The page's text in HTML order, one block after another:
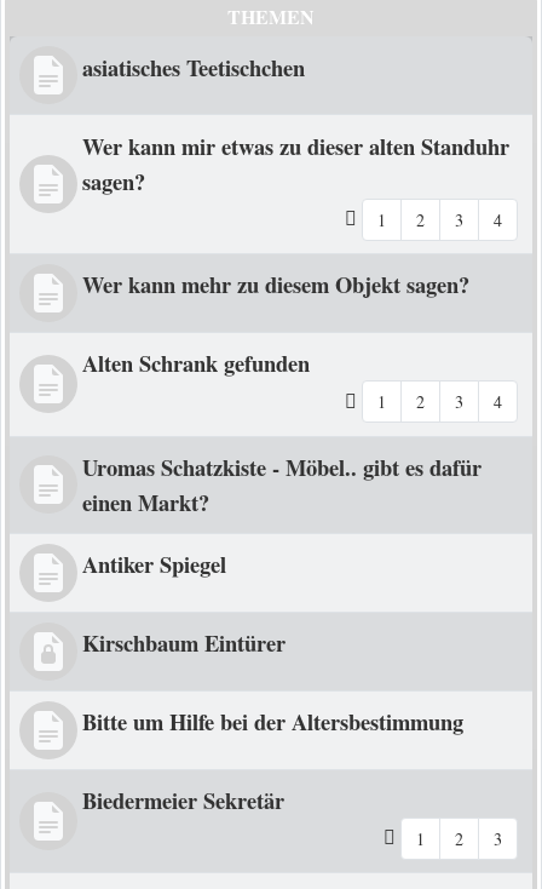
THEMEN
asiatisches Teetischchen
Wer kann mir etwas zu dieser alten Standuhr
sagen?
1 2 3 4
Wer kann mehr zu diesem Objekt sagen?
Alten Schrank gefunden
1 2 3 4
Uromas Schatzkiste - Möbel.. gibt es dafür
einen Markt?
Antiker Spiegel
Kirschbaum Eintürer
Bitte um Hilfe bei der Altersbestimmung
Biedermeier Sekretär
1 2 3